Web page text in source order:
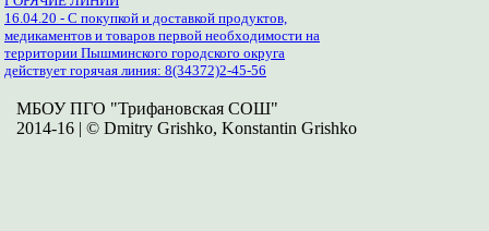
16.04.20 - С покупкой и доставкой продуктов,
медикаментов и товаров первой необходимости на
территории Пышминского городского округа
действует горячая линия: 8(34372)2-45-56
МБОУ ПГО "Трифановская СОШ"
2014-16 | © Dmitry Grishko, Konstantin Grishko